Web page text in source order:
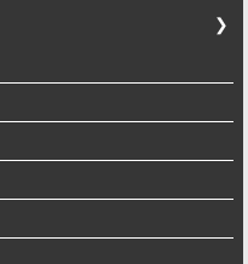
❯